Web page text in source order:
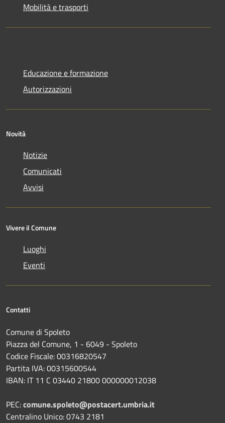
Mobilità e trasporti
Educazione e formazione
Autorizzazioni
Novità
Notizie
Comunicati
Avvisi
Vivere il Comune
Luoghi
Eventi
Contatti
Comune di Spoleto
Piazza del Comune, 1 - 6049 - Spoleto
Codice Fiscale: 00316820547
Partita IVA: 00315600544
IBAN: IT 11 C 03440 21800 000000012038
PEC:comune.spoleto@postacert.umbria.it
Centralino Unico: 0743 2181